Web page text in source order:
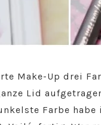
Make-Up drei
Lid
Farbe